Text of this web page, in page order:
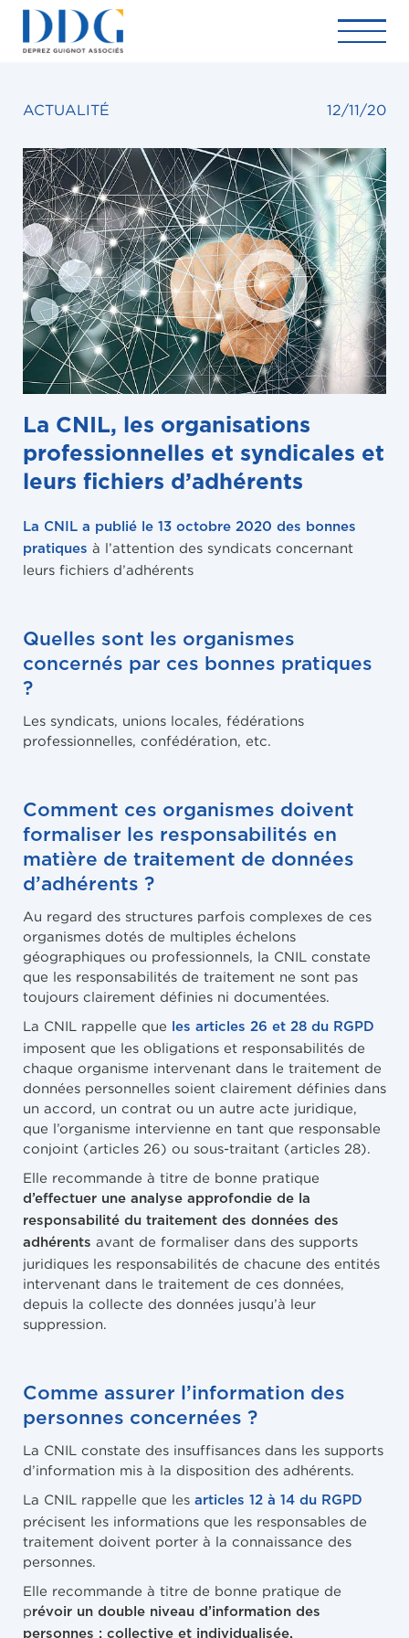
ACTUALITÉ 12/11/20
La CNIL, les organisations
professionnelles et syndicales et
leurs fichiers d’adhérents
La CNIL a publié le 13 octobre 2020 des bonnes
pratiques à l’attention des syndicats concernant
leurs fichiers d’adhérents
Quelles sont les organismes
concernés par ces bonnes pratiques
?
Les syndicats, unions locales, fédérations
professionnelles, confédération, etc.
Comment ces organismes doivent
formaliser les responsabilités en
matière de traitement de données
d’adhérents ?
Au regard des structures parfois complexes de ces
organismes dotés de multiples échelons
géographiques ou professionnels, la CNIL constate
que les responsabilités de traitement ne sont pas
toujours clairement définies ni documentées.
La CNIL rappelle que
les articles 26 et 28 du RGPD
imposent que les obligations et responsabilités de
chaque organisme intervenant dans le traitement de
données personnelles soient clairement définies dans
un accord, un contrat ou un autre acte juridique,
que l’organisme intervienne en tant que responsable
conjoint (articles 26) ou sous-traitant (articles 28).
Elle recommande à titre de bonne pratique
d’effectuer une analyse approfondie de la
responsabilité du traitement des données des
adhérents avant de formaliser dans des supports
juridiques les responsabilités de chacune des entités
intervenant dans le traitement de ces données,
depuis la collecte des données jusqu’à leur
suppression.
Comme assurer l’information des
personnes concernées ?
La CNIL constate des insuffisances dans les supports
d’information mis à la disposition des adhérents.
La CNIL rappelle que les articles 12 à 14 du RGPD
précisent les informations que les responsables de
traitement doivent porter à la connaissance des
personnes.
Elle recommande à titre de bonne pratique de
prévoir un double niveau d’information des
personnes : collective et individualisée.